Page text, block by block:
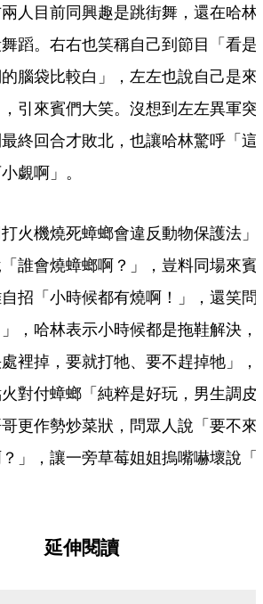
人目前同興趣是跳街舞，還在哈林
蹈。右右也笑稱自己到節目「看是
腦袋比較白」，左左也說自己是來
引來賓們大笑。沒想到左左異軍突
終回合才敗北，也讓哈林驚呼「這
覷啊」。
火機燒死蟑螂會違反動物保護法」
誰會燒蟑螂啊？」，豈料同場來賓
招「小時候都有燒啊！」，還笑問
，哈林表示小時候都是拖鞋解決，
處裡掉，要就打牠、要不趕掉牠」，
對付蟑螂「純粹是好玩，男生調皮
更作勢炒菜狀，問眾人說「要不來
」，讓一旁草莓姐姐摀嘴嚇壞說「
延伸閱讀